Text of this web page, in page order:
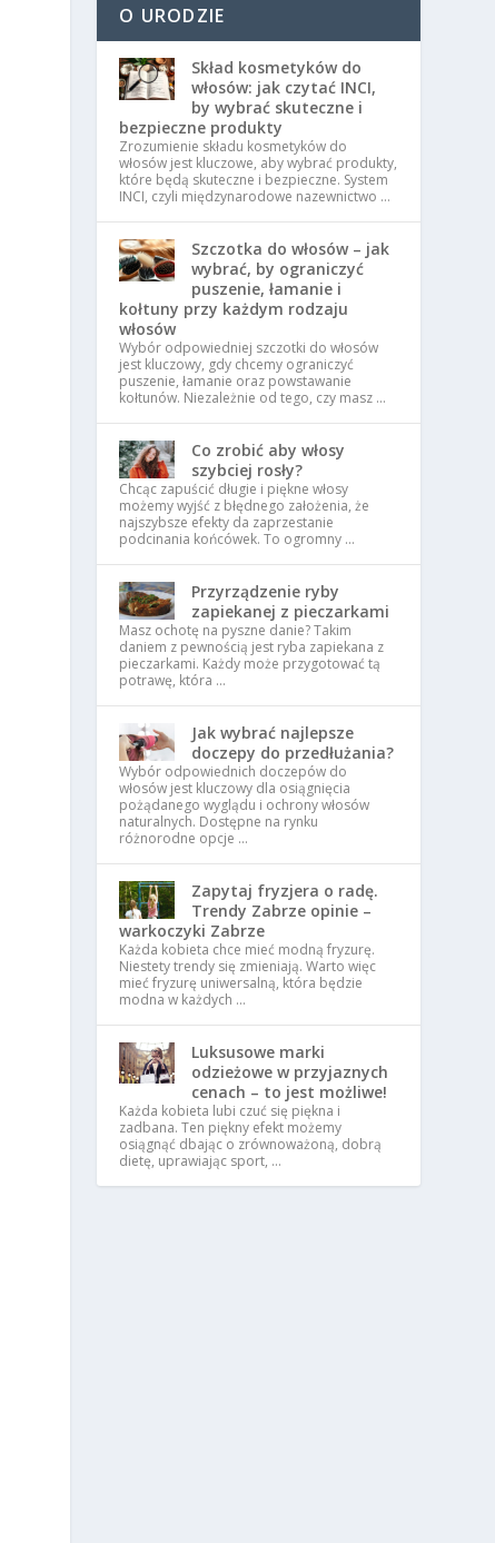
O URODZIE
Skład kosmetyków do
włosów: jak czytać INCI,
by wybrać skuteczne i
bezpieczne produkty
Zrozumienie składu kosmetyków do
włosów jest kluczowe, aby wybrać produkty,
które będą skuteczne i bezpieczne. System
INCI, czyli międzynarodowe nazewnictwo …
Szczotka do włosów – jak
wybrać, by ograniczyć
puszenie, łamanie i
kołtuny przy każdym rodzaju
włosów
Wybór odpowiedniej szczotki do włosów
jest kluczowy, gdy chcemy ograniczyć
puszenie, łamanie oraz powstawanie
kołtunów. Niezależnie od tego, czy masz …
Co zrobić aby włosy
szybciej rosły?
Chcąc zapuścić długie i piękne włosy
możemy wyjść z błędnego założenia, że
najszybsze efekty da zaprzestanie
podcinania końcówek. To ogromny …
Przyrządzenie ryby
zapiekanej z pieczarkami
Masz ochotę na pyszne danie? Takim
daniem z pewnością jest ryba zapiekana z
pieczarkami. Każdy może przygotować tą
potrawę, która …
Jak wybrać najlepsze
doczepy do przedłużania?
Wybór odpowiednich doczepów do
włosów jest kluczowy dla osiągnięcia
pożądanego wyglądu i ochrony włosów
naturalnych. Dostępne na rynku
różnorodne opcje …
Zapytaj fryzjera o radę.
Trendy Zabrze opinie –
warkoczyki Zabrze
Każda kobieta chce mieć modną fryzurę.
Niestety trendy się zmieniają. Warto więc
mieć fryzurę uniwersalną, która będzie
modna w każdych …
Luksusowe marki
odzieżowe w przyjaznych
cenach – to jest możliwe!
Każda kobieta lubi czuć się piękna i
zadbana. Ten piękny efekt możemy
osiągnąć dbając o zrównoważoną, dobrą
dietę, uprawiając sport, …